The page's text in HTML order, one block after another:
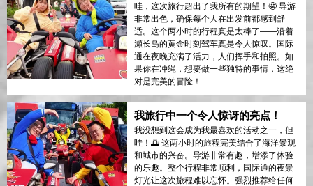
哇，这次旅行超出了我所有的期望！🤩 导游
非常出色，确保每个人在出发前都感到舒
适。这个两小时的行程真是太棒了——沿着
瀬长岛的黄金时刻驾车真是令人惊叹。国际
通在夜晚充满了活力，人们挥手和拍照。如
果你在冲绳，想要做一些独特的事情，这绝
对是完美的冒险！
我旅行中一个令人惊讶的亮点！
我没想到这会成为我最喜欢的活动之一，但
哇！🌅 这两小时的旅程完美结合了海洋景观
和城市的兴奋。导游非常有趣，增添了体验
的乐趣。整个行程非常顺利，国际通的夜景
灯光让这次旅程难以忘怀。强烈推荐给任何